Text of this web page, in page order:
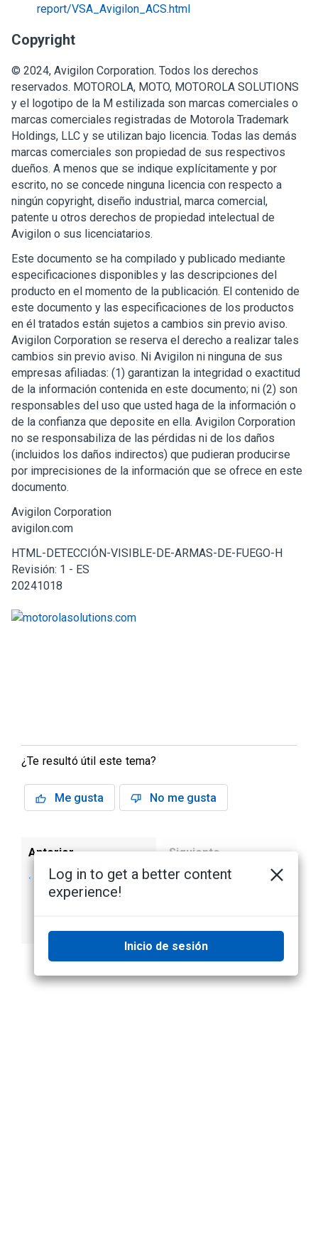
report/VSA_Avigilon_ACS.html
Copyright
© 2024, Avigilon Corporation. Todos los derechos
reservados. MOTOROLA, MOTO, MOTOROLA SOLUTIONS
y el logotipo de la M estilizada son marcas comerciales o
marcas comerciales registradas de Motorola Trademark
Holdings, LLC y se utilizan bajo licencia. Todas las demás
marcas comerciales son propiedad de sus respectivos
dueños. A menos que se indique explícitamente y por
escrito, no se concede ninguna licencia con respecto a
ningún copyright, diseño industrial, marca comercial,
patente u otros derechos de propiedad intelectual de
Avigilon o sus licenciatarios.
Este documento se ha compilado y publicado mediante
especificaciones disponibles y las descripciones del
producto en el momento de la publicación. El contenido de
este documento y las especificaciones de los productos
en él tratados están sujetos a cambios sin previo aviso.
Avigilon Corporation se reserva el derecho a realizar tales
cambios sin previo aviso. Ni Avigilon ni ninguna de sus
empresas afiliadas: (1) garantizan la integridad o exactitud
de la información contenida en este documento; ni (2) son
responsables del uso que usted haga de la información o
de la confianza que deposite en ella. Avigilon Corporation
no se responsabiliza de las pérdidas ni de los daños
(incluidos los daños indirectos) que pudieran producirse
por imprecisiones de la información que se ofrece en este
documento.
Avigilon Corporation
avigilon.com
HTML-DETECCIÓN-VISIBLE-DE-ARMAS-DE-FUEGO-H
Revisión: 1 - ES
20241018
¿Te resultó útil este tema?
Me gusta No me gusta
Anterior
Revisión de
eventos de
Siguiente
No hay tema siguiente
Log in to get a better content
experience!
Inicio de sesión